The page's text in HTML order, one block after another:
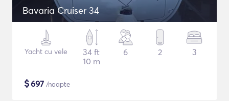
Bavaria Cruiser 34
Yacht cu vele
34 ft
10 m
6 2 3
$697 /noapte